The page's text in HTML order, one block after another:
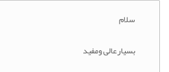
سلام
بسیارعالی ومفید